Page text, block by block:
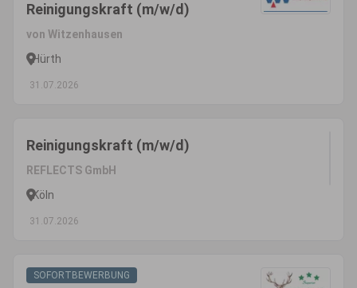
Reinigungskraft (m/w/d)
von Witzenhausen
Hürth
31.07.2026
Reinigungskraft (m/w/d)
REFLECTS GmbH
Köln
31.07.2026
SOFORTBEWERBUNG